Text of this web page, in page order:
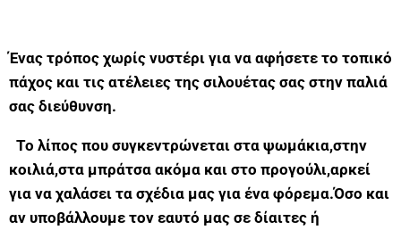
Ένας τρόπος χωρίς νυστέρι για να αφήσετε το τοπικό
πάχος και τις ατέλειες της σιλουέτας σας στην παλιά
σας διεύθυνση.
Το λίπος που συγκεντρώνεται στα ψωμάκια,στην
κοιλιά,στα μπράτσα ακόμα και στο προγούλι,αρκεί
για να χαλάσει τα σχέδια μας για ένα φόρεμα.Όσο και
αν υποβάλλουμε τον εαυτό μας σε δίαιτες ή